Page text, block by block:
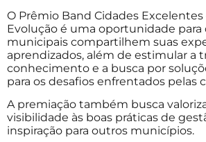
O Prêmio Band Cidades Excelentes
Evolução é uma oportunidade para
municipais compartilhem suas
aprendizados, além de estimular a
conhecimento e a busca por
para os desafios enfrentados pelas
A premiação também busca
visibilidade às boas práticas de
inspiração para outros municípios.